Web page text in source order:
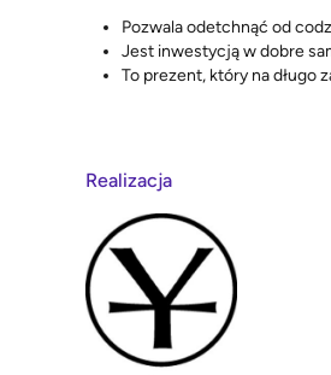
Pozwala odetchnąć od
Jest inwestycją w dobre
To prezent, który na długo
Realizacja